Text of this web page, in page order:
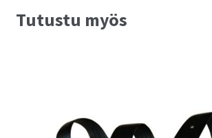
Tutustu myös